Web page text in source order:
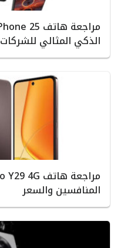
الذكي المثالي للشركات
المنافسين والسعر